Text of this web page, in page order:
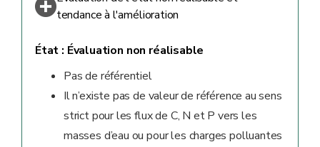
tendance à l'amélioration
État : Évaluation non réalisable
Pas de référentiel
Il n’existe pas de valeur de référence au sens
strict pour les flux de C, N et P vers les
masses d’eau ou pour les charges polluantes